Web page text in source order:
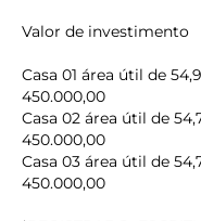
Valor de investimento
Casa 01 área útil de
450.000,00
Casa 02 área útil de
450.000,00
Casa 03 área útil de
450.000,00